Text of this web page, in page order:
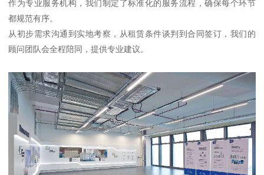
作为专业服务机构，我们制定了标准化的服务流程，确保每个环节
都规范有序。
从初步需求沟通到实地考察，从租赁条件谈判到合同签订，我们的
顾问团队会全程陪同，提供专业建议。